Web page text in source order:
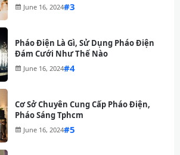
June 16, 2024#
Pháo Điện Là Gì, Sử Dụng Pháo Điện
Đám Cưới Như Thế Nào
June 16, 2024#
Cơ Sở Chuyên Cung Cấp Pháo Điện,
Pháo Sáng Tphcm
June 16, 2024#